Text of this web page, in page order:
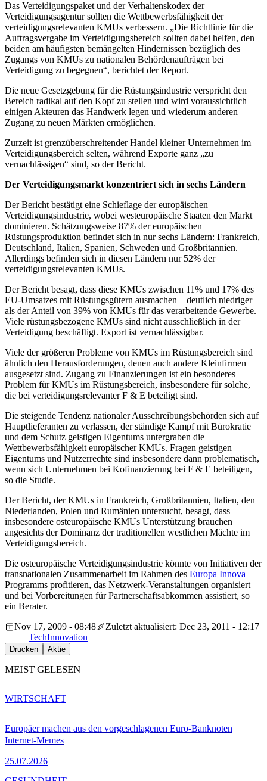
Das Verteidigungspaket und der Verhaltenskodex der
Verteidigungsagentur sollten die Wettbewerbsfähigkeit der
verteidigungsrelevanten KMUs verbessern. „Die Richtlinie für die
Auftragsvergabe im Verteidigungsbereich sollten dabei helfen, den
beiden am häufigsten bemängelten Hindernissen bezüglich des
Zugangs von KMUs zu nationalen Behördenaufträgen bei
Verteidigung zu begegnen“, berichtet der Report.
Die neue Gesetzgebung für die Rüstungsindustrie verspricht den
Bereich radikal auf den Kopf zu stellen und wird voraussichtlich
einigen Akteuren das Handwerk legen und wiederum anderen
Zugang zu neuen Märkten ermöglichen.
Zurzeit ist grenzüberschreitender Handel kleiner Unternehmen im
Verteidigungsbereich selten, während Exporte ganz „zu
vernachlässigen“ sind, so der Bericht.
Der Verteidigungsmarkt konzentriert sich in sechs Ländern
Der Bericht bestätigt eine Schieflage der europäischen
Verteidigungsindustrie, wobei westeuropäische Staaten den Markt
dominieren. Schätzungsweise 87% der europäischen
Rüstungsproduktion befindet sich in nur sechs Ländern: Frankreich,
Deutschland, Italien, Spanien, Schweden und Großbritannien.
Allerdings befinden sich in diesen Ländern nur 52% der
verteidigungsrelevanten KMUs.
Der Bericht besagt, dass diese KMUs zwischen 11% und 17% des
EU-Umsatzes mit Rüstungsgütern ausmachen – deutlich niedriger
als der Anteil von 39% von KMUs für das verarbeitende Gewerbe.
Viele rüstungsbezogene KMUs sind nicht ausschließlich in der
Verteidigung beschäftigt. Export ist vernachlässigbar.
Viele der größeren Probleme von KMUs im Rüstungsbereich sind
ähnlich den Herausforderungen, denen auch andere Kleinfirmen
ausgesetzt sind. Zugang zu Finanzierungen ist ein besonderes
Problem für KMUs im Rüstungsbereich, insbesondere für solche,
die bei verteidigungsrelevanter F & E beteiligt sind.
Die steigende Tendenz nationaler Ausschreibungsbehörden sich auf
Hauptlieferanten zu verlassen, der ständige Kampf mit Bürokratie
und dem Schutz geistigen Eigentums untergraben die
Wettbewerbsfähigkeit europäischer KMUs. Fragen geistigen
Eigentums und Nutzerrechte sind insbesondere dann problematisch,
wenn sich Unternehmen bei Kofinanzierung bei F & E beteiligen,
so die Studie.
Der Bericht, der KMUs in Frankreich, Großbritannien, Italien, den
Niederlanden, Polen und Rumänien untersucht, besagt, dass
insbesondere osteuropäische KMUs Unterstützung brauchen
angesichts der Dominanz der traditionellen westlichen Mächte im
Verteidigungsbereich.
Die osteuropäische Verteidigungsindustrie könnte von Initiativen der
transnationalen Zusammenarbeit im Rahmen des Europa Innova
Programms profitieren, das Netzwerk-Veranstaltungen organisiert
und bei Vorbereitungen für Partnerschaftsabkommen assistiert, so
ein Berater.
Nov 17, 2009 - 08:48
Zuletzt aktualisiert: Dec 23, 2011 - 12:17
TechInnovation
Drucken Aktie
MEIST GELESEN
Europäer machen aus den vorgeschlagenen Euro-Banknoten
Internet-Memes
25.07.2026
WIRTSCHAFT